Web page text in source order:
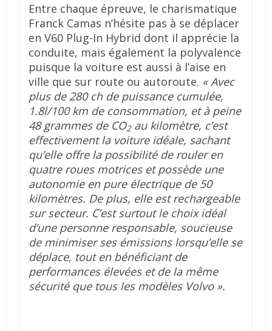
Entre chaque épreuve, le charismatique
Franck Camas n’hésite pas à se déplacer
en V60 Plug-In Hybrid dont il apprécie la
conduite, mais également la polyvalence
puisque la voiture est aussi à l’aise en
ville que sur route ou autoroute. « Avec
plus de 280 ch de puissance cumulée,
1.8l/100 km de consommation, et à peine
48 grammes de CO2au kilomètre, c’est
effectivement la voiture idéale, sachant
qu’elle offre la possibilité de rouler en
quatre roues motrices et possède une
autonomie en pure électrique de 50
kilomètres. De plus, elle est rechargeable
sur secteur. C’est surtout le choix idéal
d’une personne responsable, soucieuse
de minimiser ses émissions lorsqu’elle se
déplace, tout en bénéficiant de
performances élevées et de la même
sécurité que tous les modèles Volvo ».